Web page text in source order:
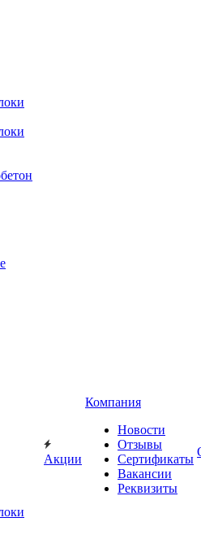
Акции
Компания
Новости
Отзывы
Сертификаты
Вакансии
Реквизиты